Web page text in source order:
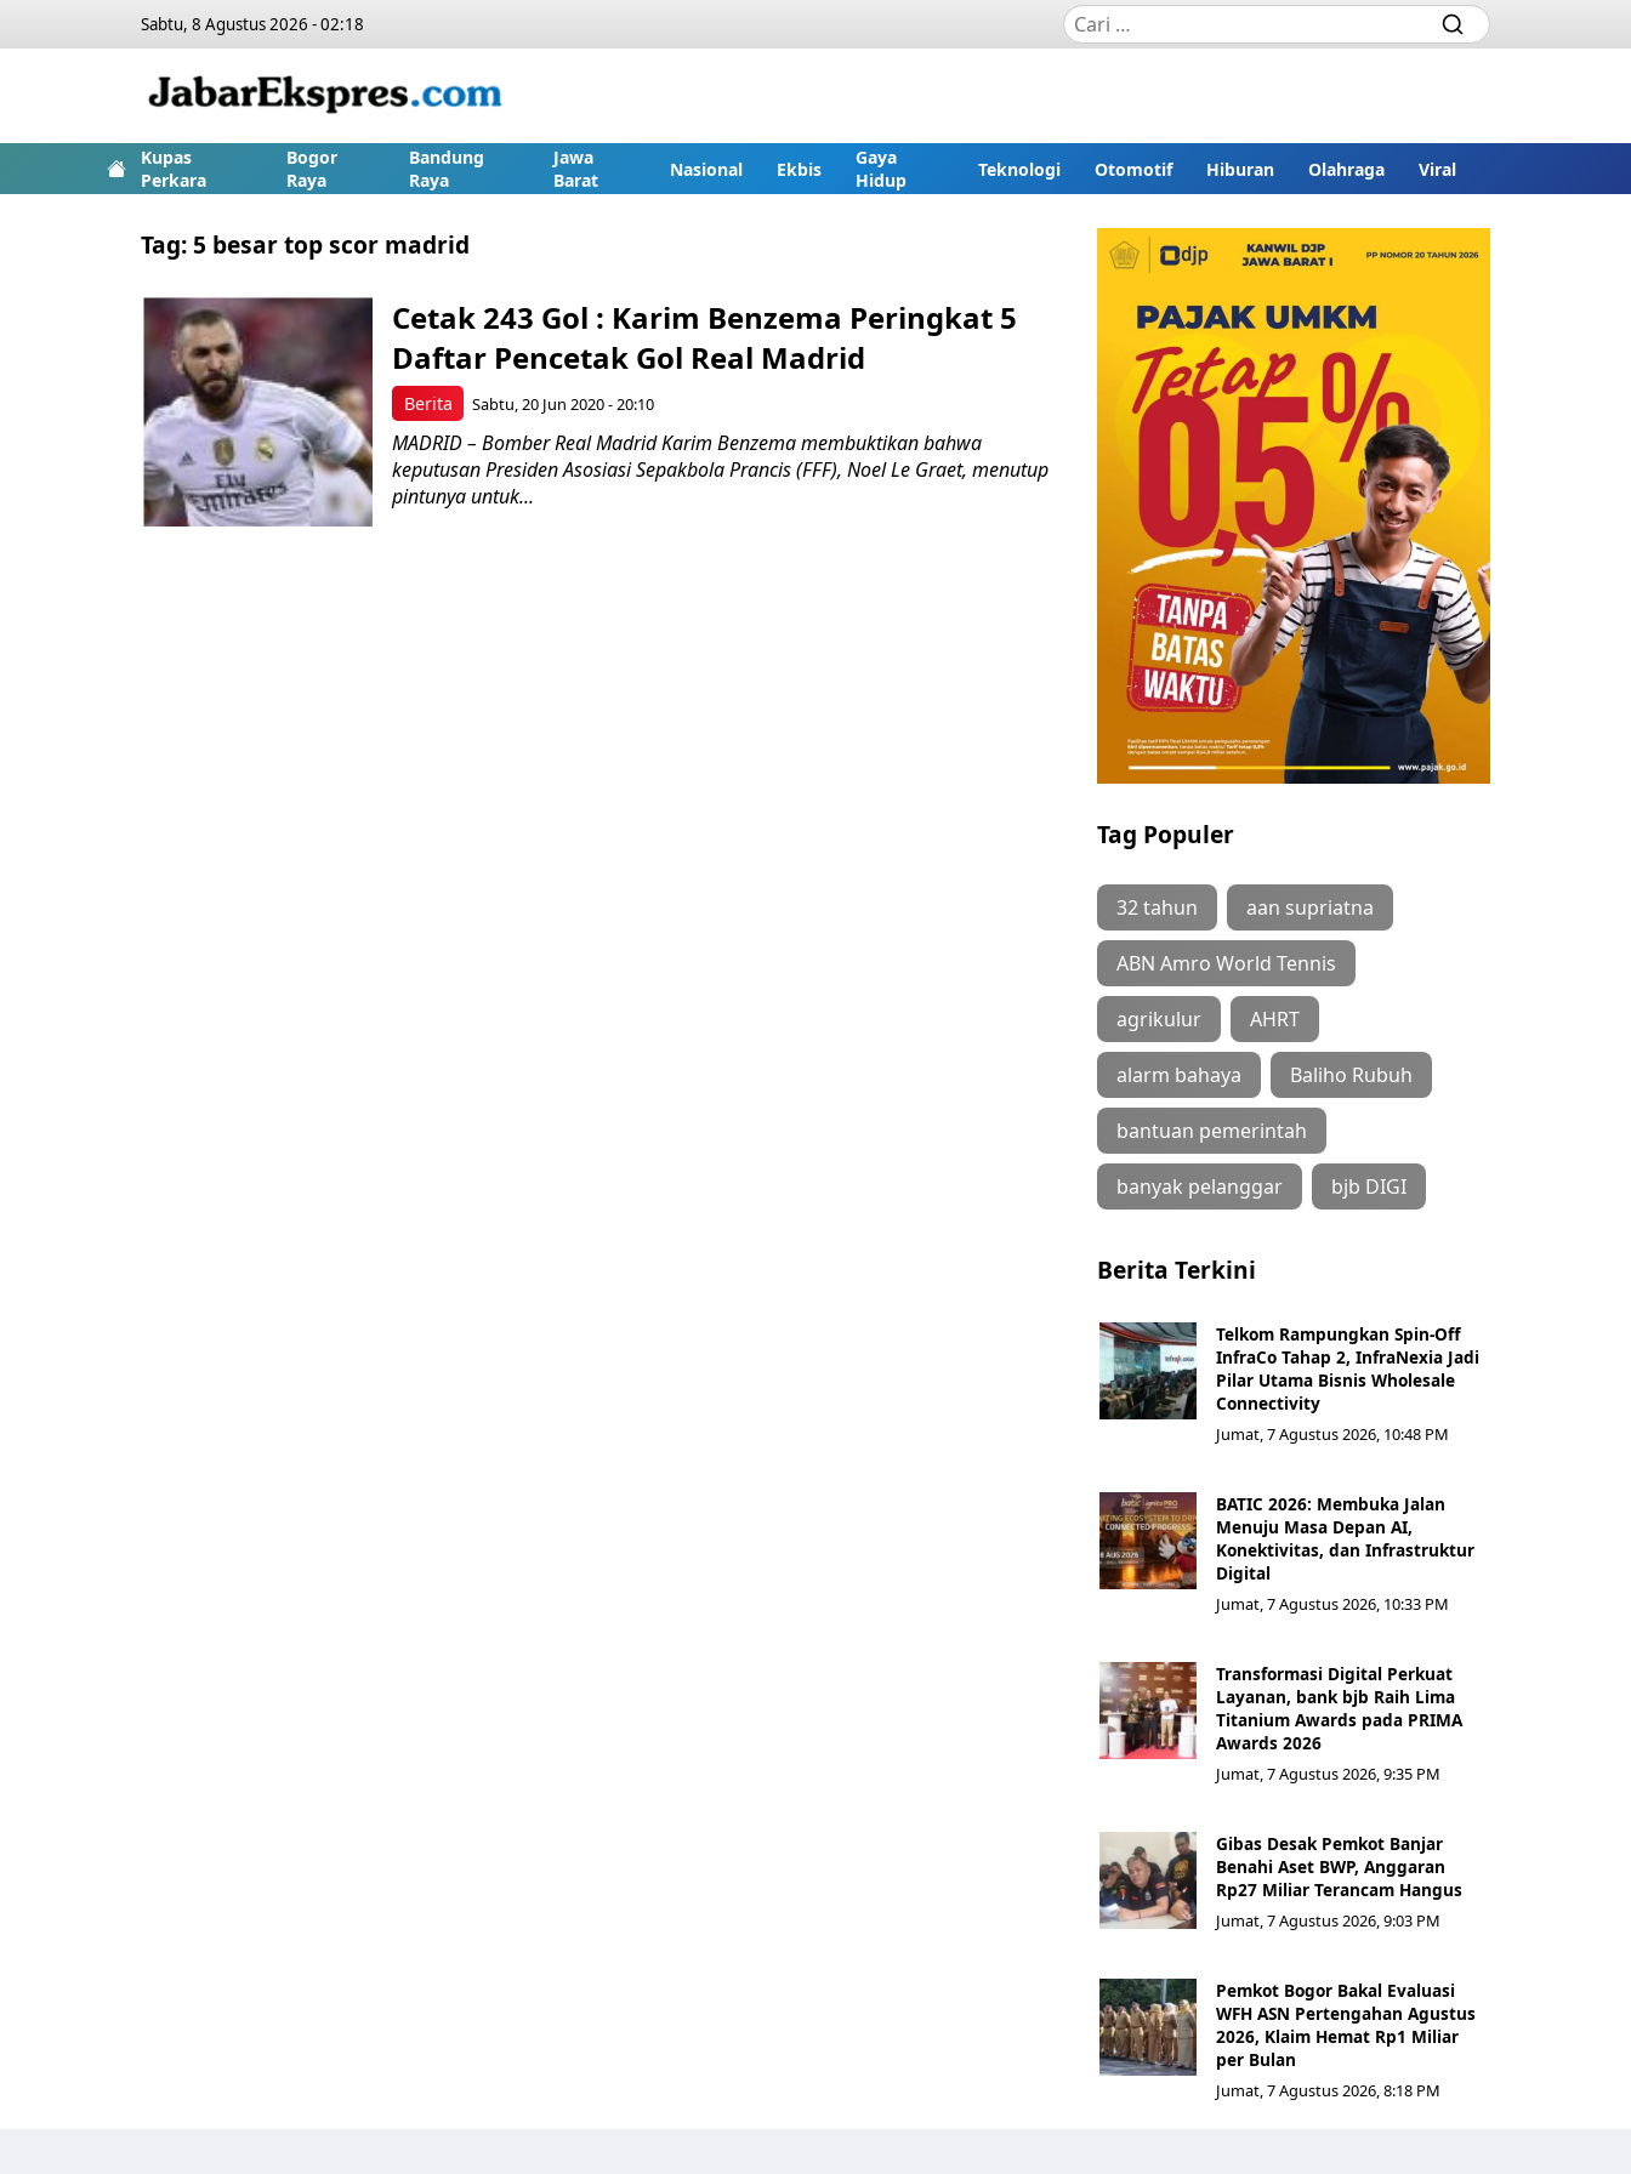
Sabtu, 8 Agustus 2026 - 02:18
Kupas
Perkara
Bogor
Raya
Bandung
Raya
Jawa
Barat
Nasional Ekbis
Gaya
Hidup
Teknologi Otomotif Hiburan Olahraga Viral
Tag: 5 besar top scor madrid
Berita
Cetak 243 Gol : Karim Benzema Peringkat 5
Daftar Pencetak Gol Real Madrid
Sabtu, 20 Jun 2020 - 20:10
MADRID – Bomber Real Madrid Karim Benzema membuktikan bahwa
keputusan Presiden Asosiasi Sepakbola Prancis (FFF), Noel Le Graet, menutup
pintunya untuk...
Tag Populer
32 tahun aan supriatna
ABN Amro World Tennis
agrikulur AHRT
alarm bahaya Baliho Rubuh
bantuan pemerintah
banyak pelanggar bjb DIGI
Berita Terkini
Telkom Rampungkan Spin-Off
InfraCo Tahap 2, InfraNexia Jadi
Pilar Utama Bisnis Wholesale
Connectivity
Jumat, 7 Agustus 2026, 10:48 PM
BATIC 2026: Membuka Jalan
Menuju Masa Depan AI,
Konektivitas, dan Infrastruktur
Digital
Jumat, 7 Agustus 2026, 10:33 PM
Transformasi Digital Perkuat
Layanan, bank bjb Raih Lima
Titanium Awards pada PRIMA
Awards 2026
Jumat, 7 Agustus 2026, 9:35 PM
Gibas Desak Pemkot Banjar
Benahi Aset BWP, Anggaran
Rp27 Miliar Terancam Hangus
Jumat, 7 Agustus 2026, 9:03 PM
Pemkot Bogor Bakal Evaluasi
WFH ASN Pertengahan Agustus
2026, Klaim Hemat Rp1 Miliar
per Bulan
Jumat, 7 Agustus 2026, 8:18 PM